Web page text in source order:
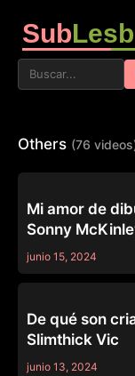
Sub
Others (76
Mi amor de
Sonny
junio 15, 2024
De qué son
Slimthick Vic
junio 13, 2024